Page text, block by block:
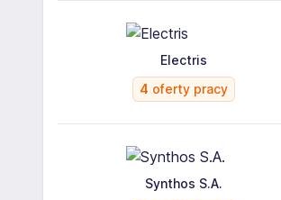
Electris
4 oferty pracy
Synthos S.A.